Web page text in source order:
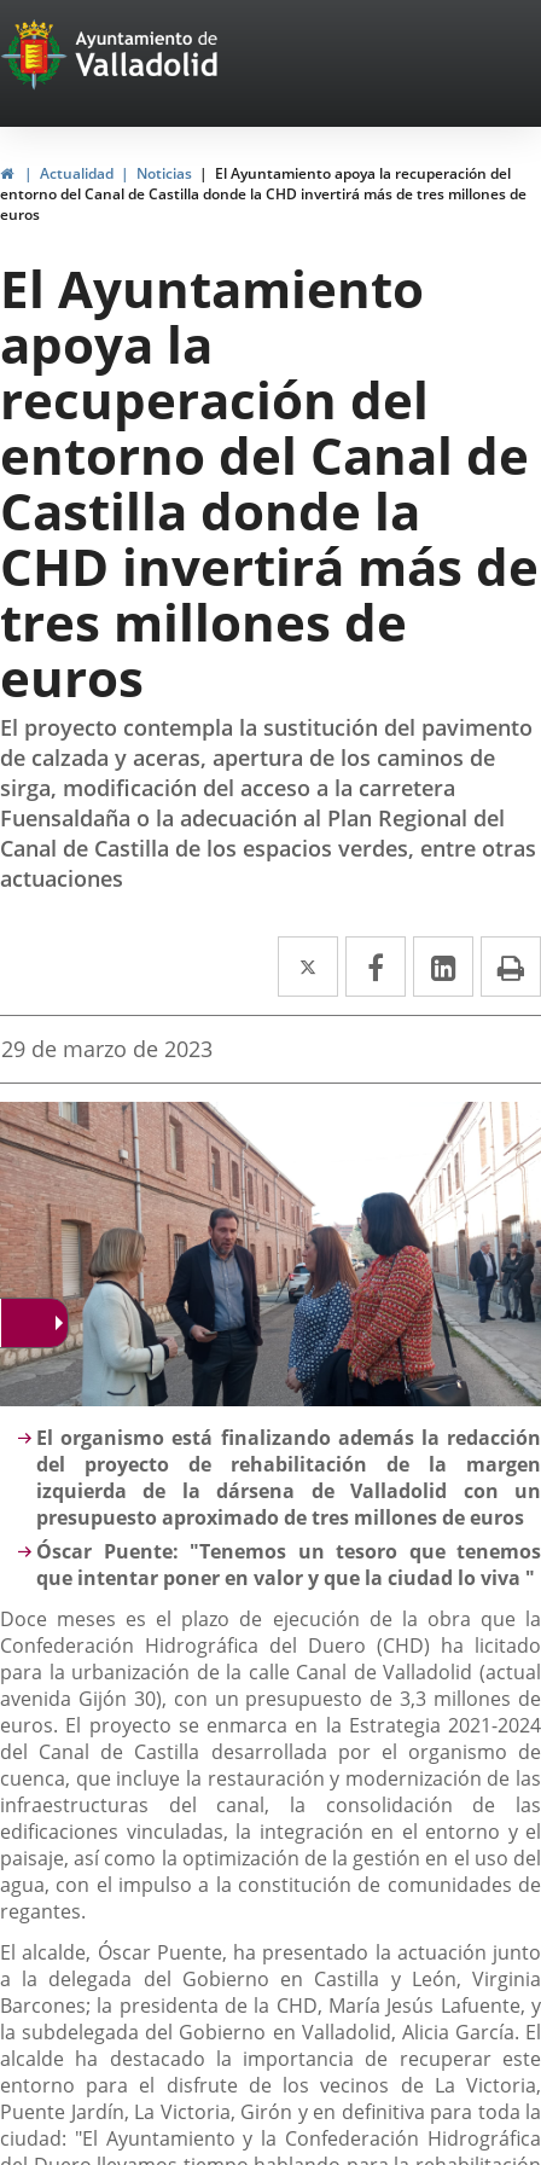
Portal
Web
del
Ayuntamiento
de
Valladolid
InicioActualidad Noticias
El Ayuntamiento apoya la recuperación del
entorno del Canal de Castilla donde la CHD invertirá más de tres millones de
euros
El Ayuntamiento
apoya la
recuperación del
entorno del Canal de
Castilla donde la
CHD invertirá más de
tres millones de
euros
El proyecto contempla la sustitución del pavimento
de calzada y aceras, apertura de los caminos de
sirga, modificación del acceso a la carretera
Fuensaldaña o la adecuación al Plan Regional del
Canal de Castilla de los espacios verdes, entre otras
actuaciones
Twitter
Enlace
a
aplicación
Facebook
Enlace
a
aplicación
externa.
Enlace
a
Fecha
la
noticia
29 de marzo de 2023
Descripción
El organismo está finalizando además la redacción
del proyecto de rehabilitación de la margen
izquierda de la dársena de Valladolid con un
presupuesto aproximado de tres millones de euros
Óscar Puente: "Tenemos un tesoro que tenemos
que intentar poner en valor y que la ciudad lo viva "
Doce meses es el plazo de ejecución de la obra que la
Confederación Hidrográfica del Duero (CHD) ha licitado
para la urbanización de la calle Canal de Valladolid (actual
avenida Gijón 30), con un presupuesto de 3,3 millones de
euros. El proyecto se enmarca en la Estrategia 2021-2024
del Canal de Castilla desarrollada por el organismo de
cuenca, que incluye la restauración y modernización de las
infraestructuras del canal, la consolidación de las
edificaciones vinculadas, la integración en el entorno y el
paisaje, así como la optimización de la gestión en el uso del
agua, con el impulso a la constitución de comunidades de
regantes.
El alcalde, Óscar Puente, ha presentado la actuación junto
a la delegada del Gobierno en Castilla y León, Virginia
Barcones; la presidenta de la CHD, María Jesús Lafuente, y
la subdelegada del Gobierno en Valladolid, Alicia García. El
alcalde ha destacado la importancia de recuperar este
entorno para el disfrute de los vecinos de La Victoria,
Puente Jardín, La Victoria, Girón y en definitiva para toda la
ciudad: "El Ayuntamiento y la Confederación Hidrográfica